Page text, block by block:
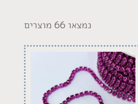
נמצאו 66 מוצרים